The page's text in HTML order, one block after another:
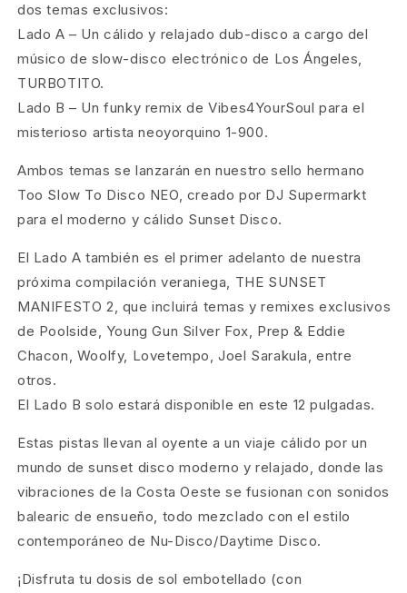
dos temas exclusivos:
Lado A – Un cálido y relajado dub-disco a cargo del
músico de slow-disco electrónico de Los Ángeles,
TURBOTITO.
Lado B – Un funky remix de Vibes4YourSoul para el
misterioso artista neoyorquino 1-900.
Ambos temas se lanzarán en nuestro sello hermano
Too Slow To Disco NEO, creado por DJ Supermarkt
para el moderno y cálido Sunset Disco.
El Lado A también es el primer adelanto de nuestra
próxima compilación veraniega, THE SUNSET
MANIFESTO 2, que incluirá temas y remixes exclusivos
de Poolside, Young Gun Silver Fox, Prep & Eddie
Chacon, Woolfy, Lovetempo, Joel Sarakula, entre
otros.
El Lado B solo estará disponible en este 12 pulgadas.
Estas pistas llevan al oyente a un viaje cálido por un
mundo de sunset disco moderno y relajado, donde las
vibraciones de la Costa Oeste se fusionan con sonidos
balearic de ensueño, todo mezclado con el estilo
contemporáneo de Nu-Disco/Daytime Disco.
¡Disfruta tu dosis de sol embotellado (con